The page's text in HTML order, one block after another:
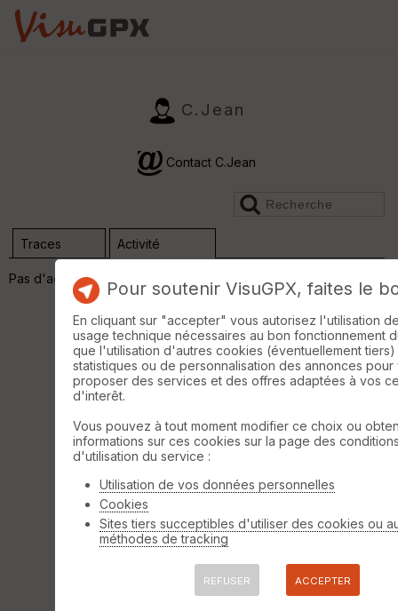
C.Jean
Contact C.Jean
Traces Activité
Pas d'activité Pour soutenir VisuGPX, faites le
En cliquant sur "accepter" vous autorisez l'utilisation
usage technique nécessaires au bon fonctionnement
que l'utilisation d'autres cookies (éventuellement
statistiques ou de personnalisation des annonces pour
proposer des services et des offres adaptées à vos
d'interêt.
Vous pouvez à tout moment modifier ce choix ou
informations sur ces cookies sur la page des
d'utilisation du service :
Utilisation de vos données personnelles
Cookies
Sites tiers succeptibles d'utiliser des cookies ou
méthodes de tracking
REFUSER ACCEPTER